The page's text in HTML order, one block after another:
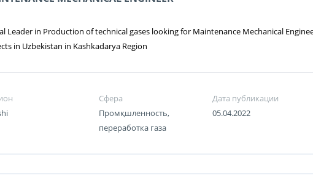
Leader in Production of technical gases looking for Maintenance Mechanical
in Uzbekistan in Kashkadarya Region
Сфера
Дата публикации
Промқшленность,
переработка газа
05.04.2022